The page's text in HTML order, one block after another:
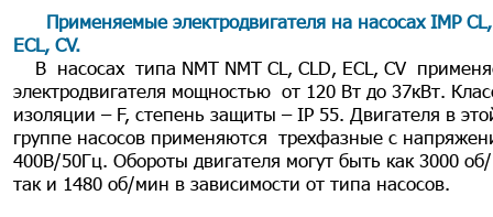
Применяемые электродвигателя на насосах IMP
ECL, CV.
В насосах типа NМТ NМТ CL, CLD, ECL, CV
электродвигателя мощностью от 120 Вт до 37кВт.
изоляции – F, степень защиты – IP 55. Двигателя в
группе насосов применяются трехфазные с
400В/50Гц. Обороты двигателя могут быть как 3000
так и 1480 об/мин в зависимости от типа насосов.